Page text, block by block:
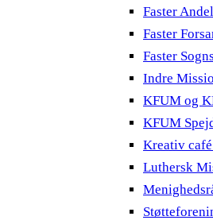
Faster
Faster
Faster
Indre
KFUM og
KFUM
Kreativ
Luthersk